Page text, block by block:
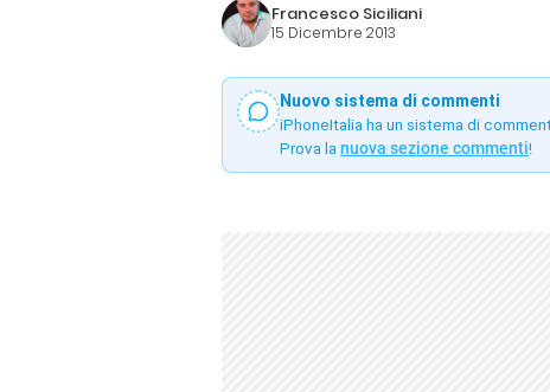
Francesco Siciliani
15 Dicembre 2013
Nuovo sistema di commenti
iPhoneItalia ha un sistema di
Prova la nuova sezione commenti!